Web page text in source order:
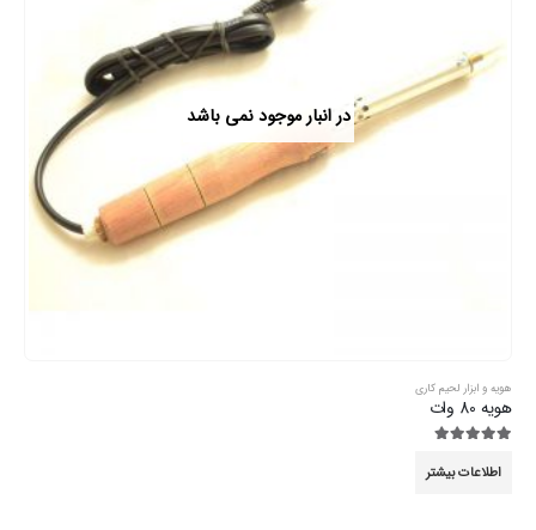
در انبار موجود نمی باشد
هویه و ابزار لحیم کاری
هویه 80 وات
اطلاعات بیشتر